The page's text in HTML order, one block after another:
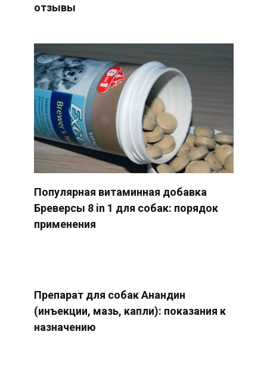
отзывы
Популярная витаминная добавка
Бреверсы 8 in 1 для собак: порядок
применения
Препарат для собак Анандин
(инъекции, мазь, капли): показания к
назначению